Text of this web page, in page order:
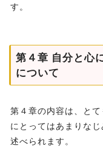
す。
第４章 自分と心
について
第４章の内容は、と
にとってはあまりな
述べられます。